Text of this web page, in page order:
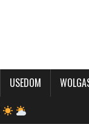
USEDOM